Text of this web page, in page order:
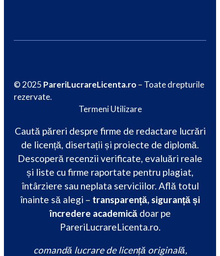
© 2025 PareriLucrareLicenta.ro – Toate drepturile
rezervate.
Termeni Utilizare
Caută păreri despre firme de redactare lucrări
de licență, disertații și proiecte de diplomă.
Descoperă recenzii verificate, evaluări reale
și liste cu firme raportate pentru plagiat,
întârziere sau neplata serviciilor. Află totul
înainte să alegi – transparență, siguranță și
încredere academicădoar pe
PareriLucrareLicenta.ro.
comandă lucrare de licență originală,